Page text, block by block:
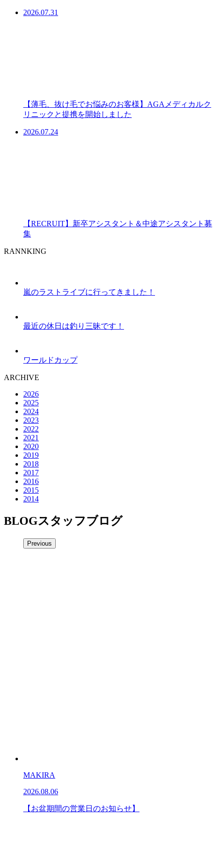
2026.07.31
【薄毛、抜け毛でお悩みのお客様】AGAメディカルク
リニックと提携を開始しました
2026.07.24
【RECRUIT】新卒アシスタント＆中途アシスタント募
集
RANNKING
嵐のラストライブに行ってきました！
最近の休日は釣り三昧です！
ワールドカップ
ARCHIVE
2026
2025
2024
2023
2022
2021
2020
2019
2018
2017
2016
2015
2014
BLOGスタッフブログ
Previous
MAKIRA
2026.08.06
【お盆期間の営業日のお知らせ】